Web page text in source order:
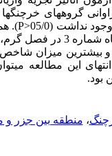
گروه­های
نداشت (05/0 P>
).
بیشترین میزان شاخص تنوع گونه­ای
در انتهای این
بود.
، منطقه بین جزر و